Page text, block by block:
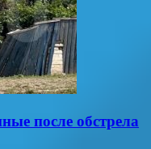
после обстрела